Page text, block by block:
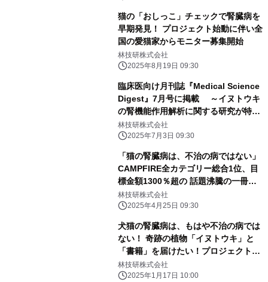
猫の「おしっこ」チェックで腎臓病を
早期発見！ プロジェクト始動に伴い全
国の愛猫家からモニター募集開始
林技研株式会社
2025年8月19日 09:30
臨床医向け月刊誌『Medical Science
Digest』7月号に掲載 ～イヌトウキ
の腎機能作用解析に関する研究が特集
されました～
林技研株式会社
2025年7月3日 09:30
「猫の腎臓病は、不治の病ではない」
CAMPFIRE全カテゴリー総合1位、目
標金額1300％超の 話題沸騰の一冊
『猫の腎臓病が治った！』4月25日発
売
林技研株式会社
2025年4月25日 09:30
犬猫の腎臓病は、もはや不治の病では
ない！ 奇跡の植物「イヌトウキ」と
「書籍」を届けたい！プロジェクト
クラウドファンディングサイト
「CAMPFIRE」にて 1月16日より開始
林技研株式会社
2025年1月17日 10:00